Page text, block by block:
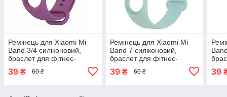
Ремінець для Xiaomi Mi
Band 3/4 силіконовий,
браслет для фітнес-
39 ₴ 60 ₴
Ремінець для Xiaomi Mi
Band 7 силіконовий,
браслет для фітнес-
39₴ 60 ₴ 39